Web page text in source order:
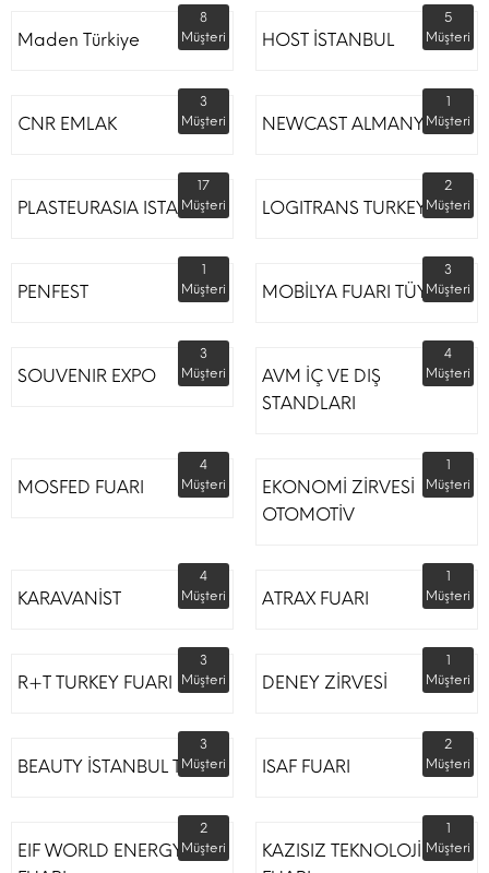
Maden Türkiye
8
Müşteri
HOST İSTANBUL
5
Müşteri
CNR EMLAK
3
Müşteri
NEWCAST ALMANYA
1
Müşteri
PLASTEURASIA ISTANBUL
17
Müşteri
LOGITRANS TURKEY
2
Müşteri
PENFEST
1
Müşteri
MOBİLYA FUARI TÜYAP
3
Müşteri
SOUVENIR EXPO
3
Müşteri
AVM İÇ VE DIŞ
STANDLARI
4
Müşteri
MOSFED FUARI
4
Müşteri
EKONOMİ ZİRVESİ
OTOMOTİV
1
Müşteri
KARAVANİST
4
Müşteri
ATRAX FUARI
1
Müşteri
R+T TURKEY FUARI
3
Müşteri
DENEY ZİRVESİ
1
Müşteri
BEAUTY İSTANBUL TÜYAP
3
Müşteri
ISAF FUARI
2
Müşteri
EIF WORLD ENERGY
2
Müşteri
KAZISIZ TEKNOLOJİLER
1
Müşteri